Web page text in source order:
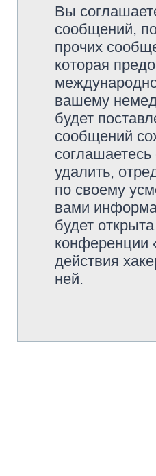
Вы
сообщений,
прочих
которая
вашему
будет
сообщений
удалить,
по своему
вами
будет
конференции
действия
ней.